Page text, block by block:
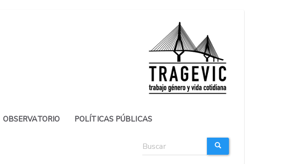
OBSERVATORIO POLÍTICAS PÚBLICAS
Formulario
de